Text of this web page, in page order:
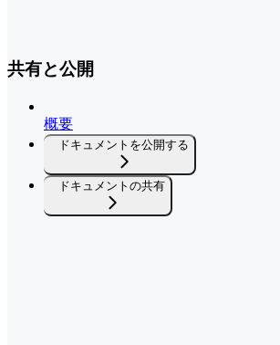
共有と公開
概要
ドキュメントを公開する
ドキュメントの共有